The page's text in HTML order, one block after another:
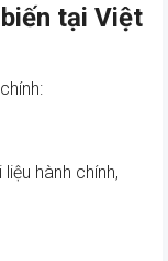
tại Việt
hành chính,